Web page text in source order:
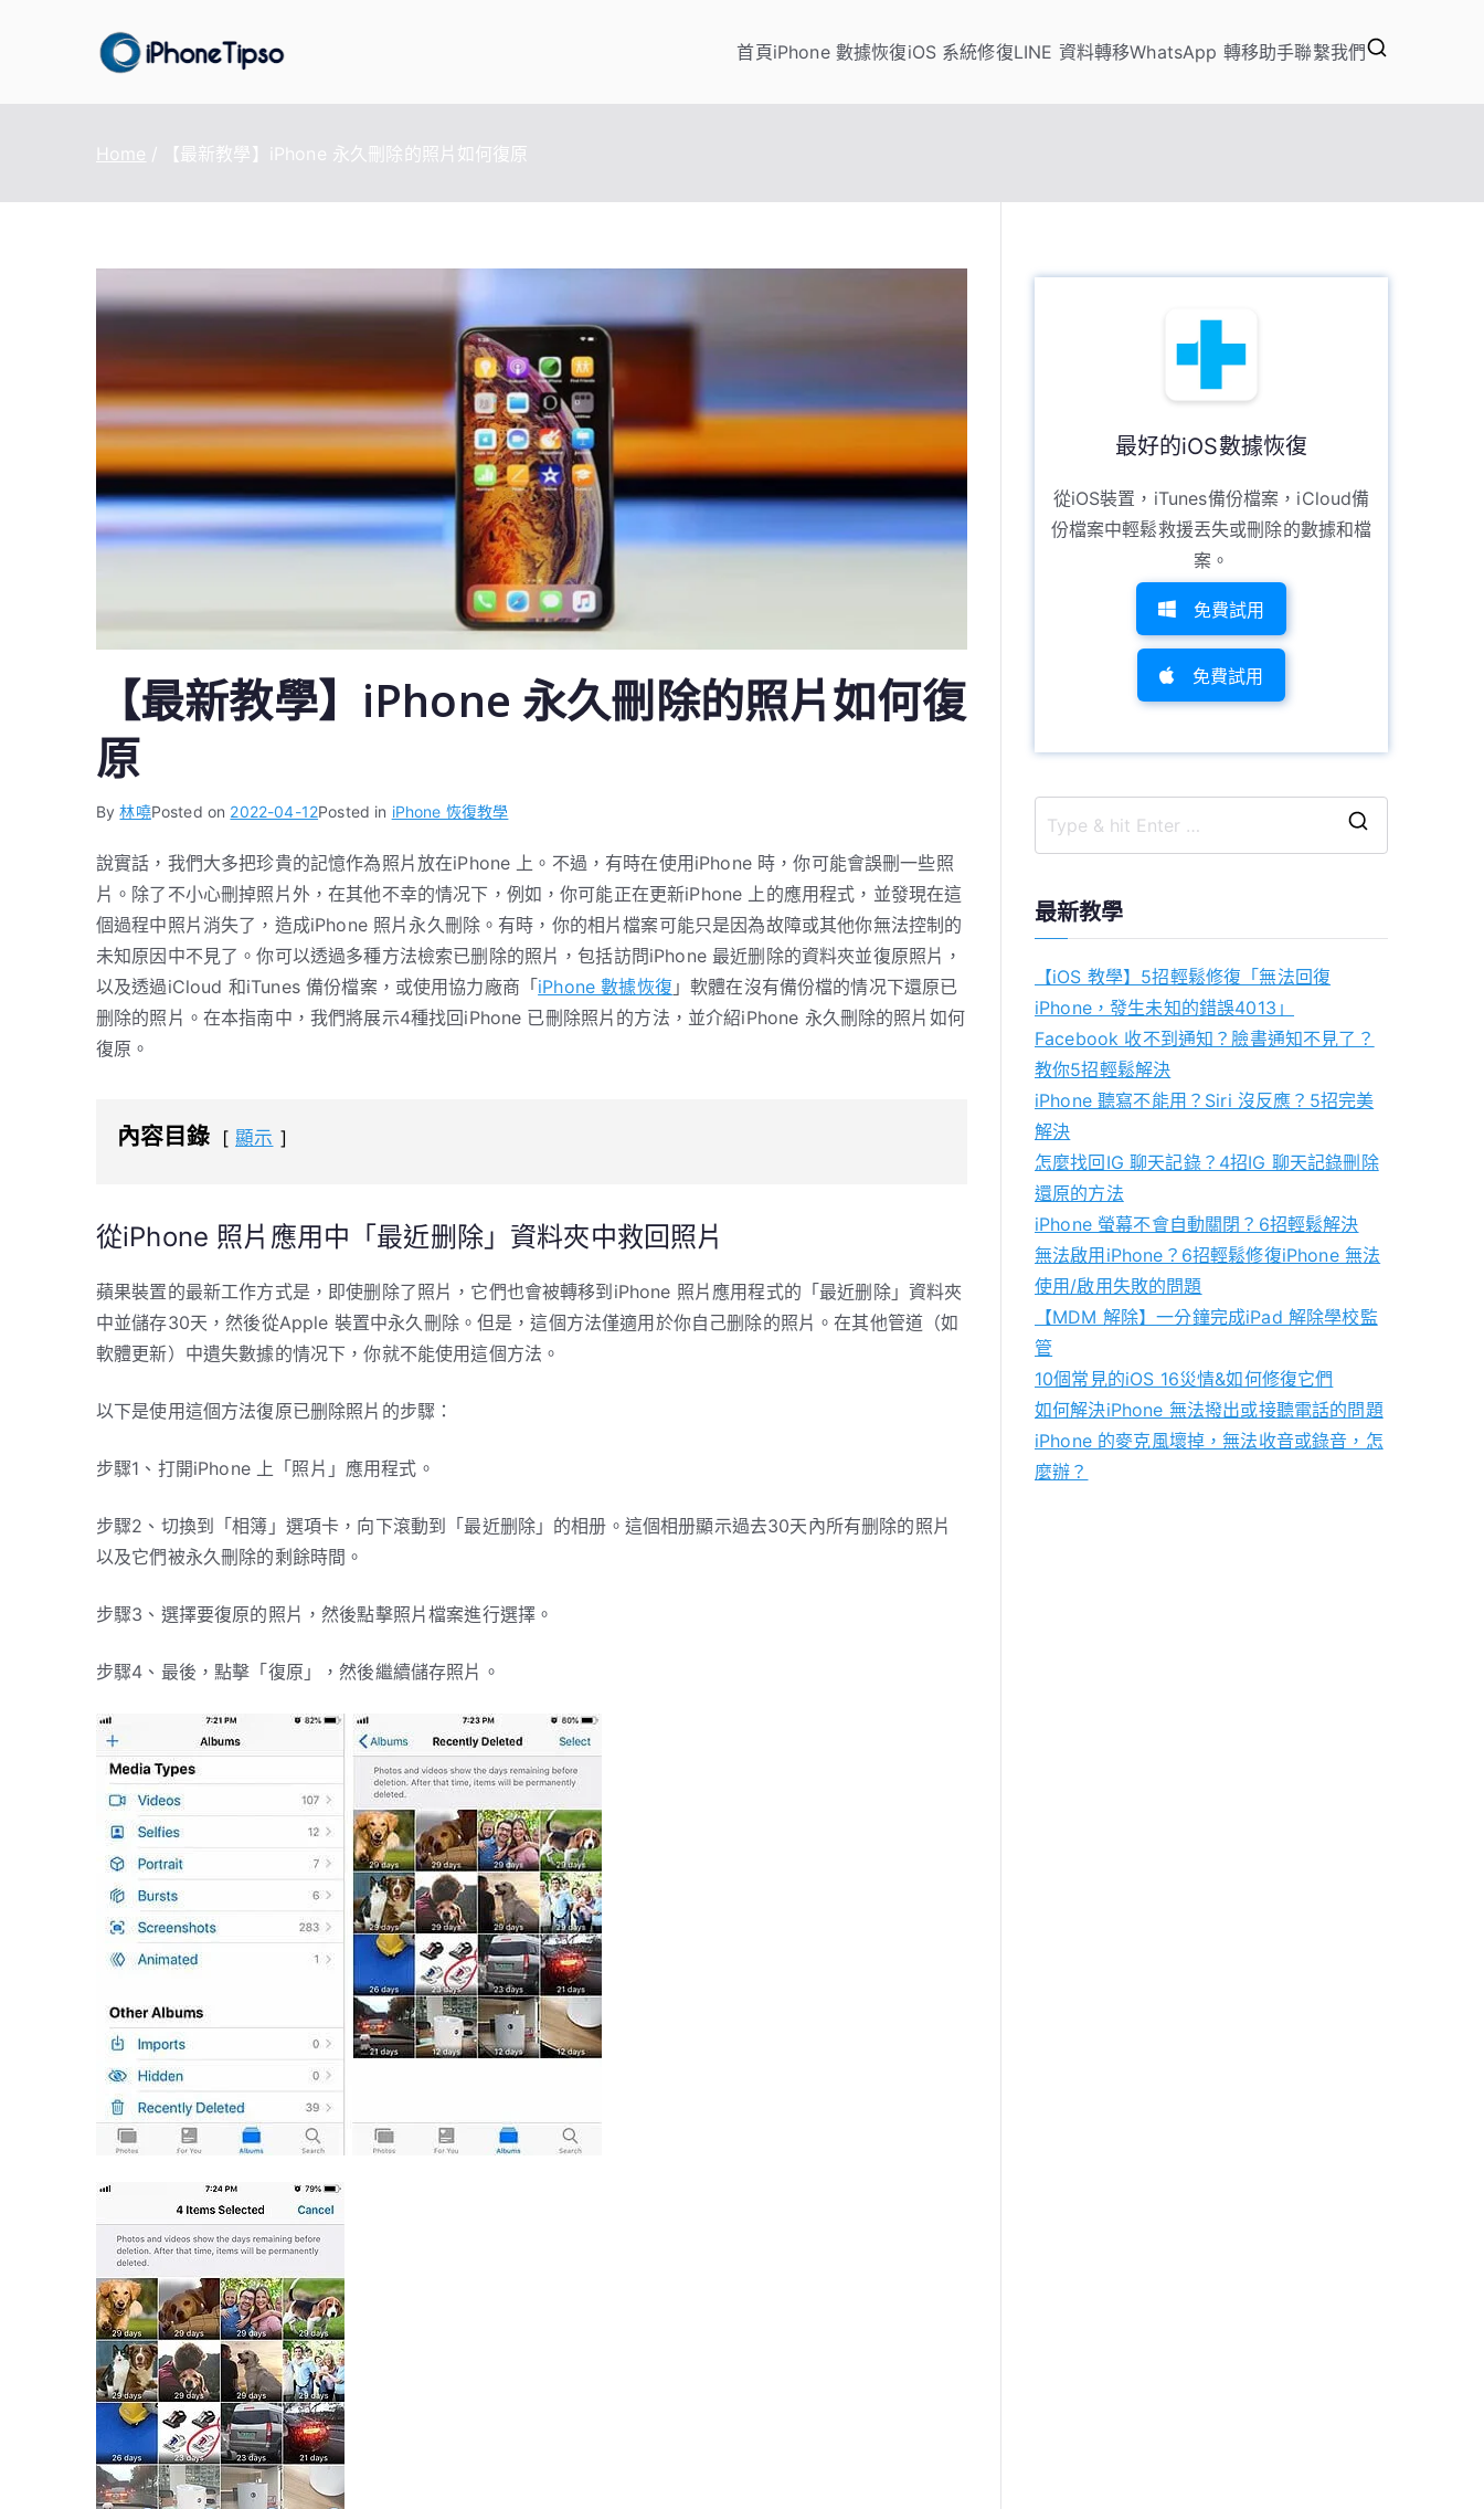
最好的iPhone/iPad/iPod 數據傳輸與恢復、WhatsApp/LINE 資料轉移、手機虛擬定位改變、資料救援軟體
首頁iPhone 數據恢復iOS 系統修復LINE 資料轉移WhatsApp 轉移助手聯繫我們
Home 【最新教學】iPhone 永久刪除的照片如何復原
【最新教學】iPhone 永久刪除的照片如何復
原
By林嘵Posted on 2022-04-12Posted in iPhone 恢復教學
說實話，我們大多把珍貴的記憶作為照片放在iPhone 上。不過，有時在使用iPhone 時，你可能會誤刪一些照
片。除了不小心刪掉照片外，在其他不幸的情况下，例如，你可能正在更新iPhone 上的應用程式，並發現在這
個過程中照片消失了，造成iPhone 照片永久刪除。有時，你的相片檔案可能只是因為故障或其他你無法控制的
未知原因中不見了。你可以透過多種方法檢索已删除的照片，包括訪問iPhone 最近删除的資料夾並復原照片，
以及透過iCloud 和iTunes 備份檔案，或使用協力廠商「 iPhone 數據恢復 」軟體在沒有備份檔的情况下還原已
删除的照片。在本指南中，我們將展示4種找回iPhone 已刪除照片的方法，並介紹iPhone 永久刪除的照片如何
復原。
內容目錄 顯示
從iPhone 照片應用中「最近删除」資料夾中救回照片
蘋果裝置的最新工作方式是，即使删除了照片，它們也會被轉移到iPhone 照片應用程式的「最近删除」資料夾
中並儲存30天，然後從Apple 裝置中永久刪除。但是，這個方法僅適用於你自己删除的照片。在其他管道（如
軟體更新）中遺失數據的情况下，你就不能使用這個方法。
以下是使用這個方法復原已删除照片的步驟：
步驟1、打開iPhone 上「照片」應用程式。
步驟2、切換到「相簿」選項卡，向下滾動到「最近删除」的相册。這個相册顯示過去30天內所有删除的照片
以及它們被永久刪除的剩餘時間。
步驟3、選擇要復原的照片，然後點擊照片檔案進行選擇。
步驟4、最後，點擊「復原」，然後繼續儲存照片。
最好的iOS數據恢復
從iOS裝置，iTunes備份檔案，iCloud備
份檔案中輕鬆救援丟失或刪除的數據和檔
案。
免費試用
免費試用
最新教學
【iOS 教學】5招輕鬆修復「無法回復
iPhone，發生未知的錯誤4013」
Facebook 收不到通知？臉書通知不見了？
教你5招輕鬆解決
iPhone 聽寫不能用？Siri 沒反應？5招完美
解決
怎麼找回IG 聊天記錄？4招IG 聊天記錄刪除
還原的方法
iPhone 螢幕不會自動關閉？6招輕鬆解決
無法啟用iPhone？6招輕鬆修復iPhone 無法
使用/啟用失敗的問題
【MDM 解除】一分鐘完成iPad 解除學校監
管
10個常見的iOS 16災情&如何修復它們
如何解決iPhone 無法撥出或接聽電話的問題
iPhone 的麥克風壞掉，無法收音或錄音，怎
麼辦？